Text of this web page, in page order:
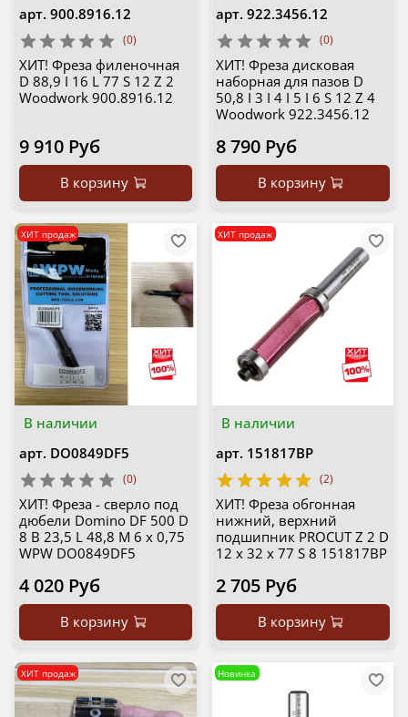
арт. 900.8916.12
(0)
ХИТ! Фреза филеночная
D 88,9 I 16 L 77 S 12 Z 2
Woodwork 900.8916.12
9 910 Руб
В корзину
арт. 922.3456.12
(0)
ХИТ! Фреза дисковая
наборная для пазов D
50,8 I 3 I 4 I 5 I 6 S 12 Z 4
Woodwork 922.3456.12
8 790 Руб
В корзину
В наличии
ХИТ продаж
арт. DO0849DF5
(0)
ХИТ! Фреза - сверло под
дюбели Domino DF 500 D
8 B 23,5 L 48,8 M 6 х 0,75
WPW DO0849DF5
4 020 Руб
В корзину
В наличии
ХИТ продаж
арт. 151817BP
(2)
ХИТ! Фреза обгонная
нижний, верхний
подшипник PROCUT Z 2 D
12 x 32 x 77 S 8 151817BP
2 705 Руб
В корзину
ХИТ продаж Новинка